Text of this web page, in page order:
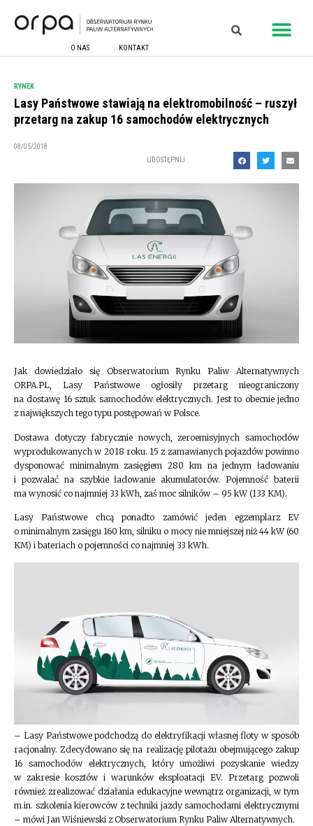
O NAS KONTAKT
RYNEK
Lasy Państwowe stawiają na elektromobilność – ruszył
przetarg na zakup 16 samochodów elektrycznych
08/05/2018
UDOSTĘPNIJ
Jak dowiedziało się Obserwatorium Rynku Paliw Alternatywnych
ORPA.PL, Lasy Państwowe ogłosiły przetarg nieograniczony
na dostawę 16 sztuk samochodów elektrycznych. Jest to obecnie jedno
z największych tego typu postępowań w Polsce.
Dostawa dotyczy fabrycznie nowych, zeroemisyjnych samochodów
wyprodukowanych w 2018 roku. 15 z zamawianych pojazdów powinno
dysponować minimalnym zasięgiem 280 km na jednym ładowaniu
i pozwalać na szybkie ładowanie akumulatorów. Pojemność baterii
ma wynosić co najmniej 33 kWh, zaś moc silników – 95 kW (133 KM).
Lasy Państwowe chcą ponadto zamówić jeden egzemplarz EV
o minimalnym zasięgu 160 km, silniku o mocy nie mniejszej niż 44 kW (60
KM) i bateriach o pojemności co najmniej 33 kWh.
– Lasy Państwowe podchodzą do elektryfikacji własnej floty w sposób
racjonalny. Zdecydowano się na realizację pilotażu obejmującego zakup
16 samochodów elektrycznych, który umożliwi pozyskanie wiedzy
w zakresie kosztów i warunków eksploatacji EV. Przetarg pozwoli
również zrealizować działania edukacyjne wewnątrz organizacji, w tym
m.in. szkolenia kierowców z techniki jazdy samochodami elektrycznymi
– mówi Jan Wiśniewski z Obserwatorium Rynku Paliw Alternatywnych.